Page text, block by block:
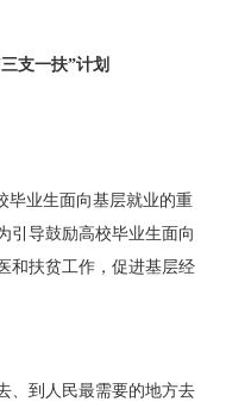
支一扶”计划
毕业生面向基层就业的重
引导鼓励高校毕业生面向
和扶贫工作，促进基层经
、到人民最需要的地方去